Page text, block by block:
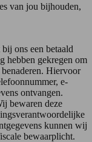
van jou bijhouden,
ons een betaald
hebben gekregen om
Hiervoor
e-
ontvangen.
bewaren deze
kunnen wij
bewaarplicht.